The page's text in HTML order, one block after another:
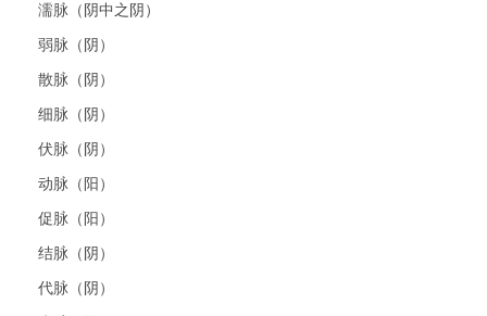
濡脉（阴中之阴）
弱脉（阴）
散脉（阴）
细脉（阴）
伏脉（阴）
动脉（阳）
促脉（阳）
结脉（阴）
代脉（阴）